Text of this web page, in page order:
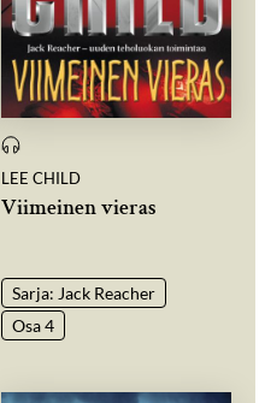
LEE CHILD
Viimeinen vieras
Sarja: Jack Reacher
Osa 4